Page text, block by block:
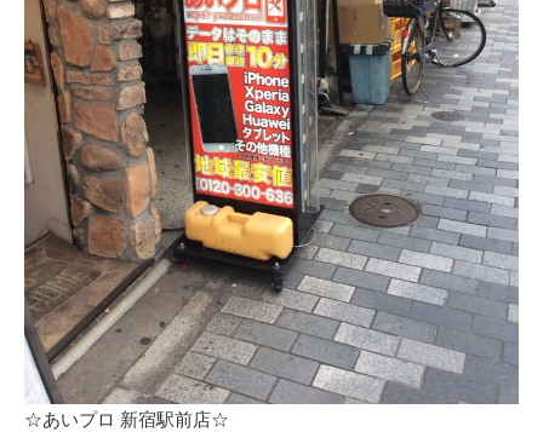
☆あいプロ 新宿駅前店☆